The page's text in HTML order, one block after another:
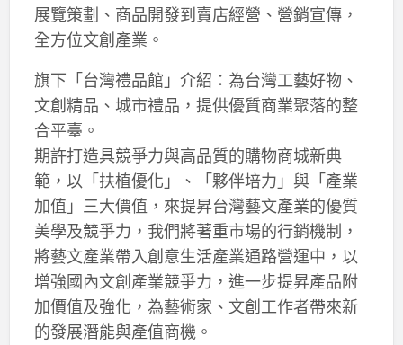
展覽策劃、商品開發到賣店經營、營銷宣傳，
全方位文創產業。
旗下「台灣禮品館」介紹：為台灣工藝好物、
文創精品、城市禮品，提供優質商業聚落的整
合平臺。
期許打造具競爭力與高品質的購物商城新典
範，以「扶植優化」、「夥伴培力」與「產業
加值」三大價值，來提昇台灣藝文產業的優質
美學及競爭力，我們將著重市場的行銷機制，
將藝文產業帶入創意生活產業通路營運中，以
增強國內文創產業競爭力，進一步提昇產品附
加價值及強化，為藝術家、文創工作者帶來新
的發展潛能與產值商機。